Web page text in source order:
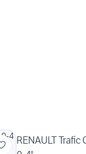
RENAULT Trafic